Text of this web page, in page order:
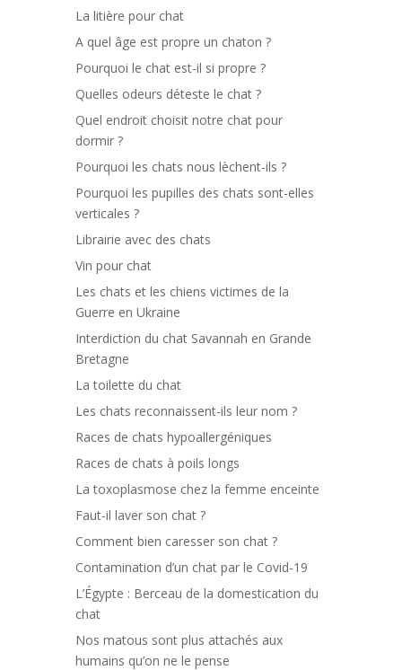
La litière pour chat
A quel âge est propre un chaton ?
Pourquoi le chat est-il si propre ?
Quelles odeurs déteste le chat ?
Quel endroit choisit notre chat pour
dormir ?
Pourquoi les chats nous lèchent-ils ?
Pourquoi les pupilles des chats sont-elles
verticales ?
Librairie avec des chats
Vin pour chat
Les chats et les chiens victimes de la
Guerre en Ukraine
Interdiction du chat Savannah en Grande
Bretagne
La toilette du chat
Les chats reconnaissent-ils leur nom ?
Races de chats hypoallergéniques
Races de chats à poils longs
La toxoplasmose chez la femme enceinte
Faut-il laver son chat ?
Comment bien caresser son chat ?
Contamination d’un chat par le Covid-19
L’Égypte : Berceau de la domestication du
chat
Nos matous sont plus attachés aux
humains qu’on ne le pense